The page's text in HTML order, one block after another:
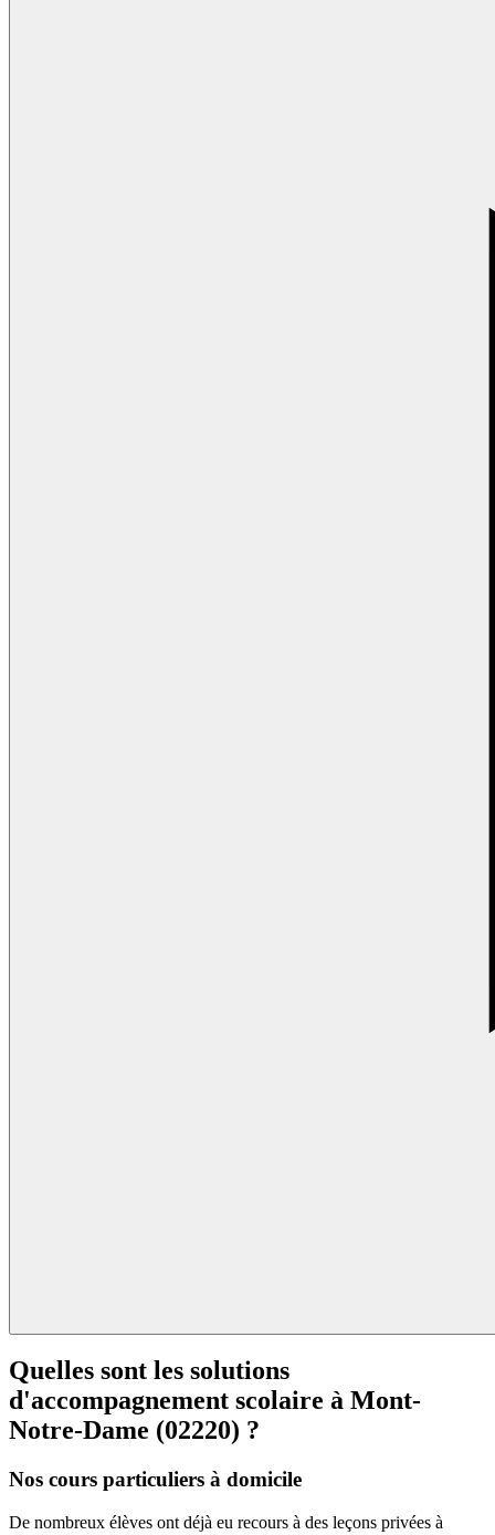
Quelles sont les solutions
d'accompagnement scolaire à Mont-
Notre-Dame (02220) ?
Nos cours particuliers à domicile
De nombreux élèves ont déjà eu recours à des leçons privées à